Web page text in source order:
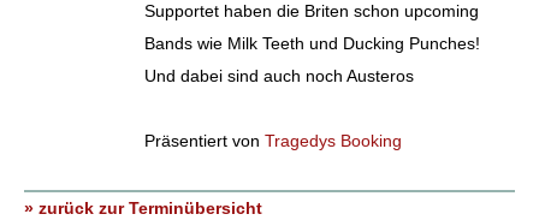
Supportet haben die Briten schon upcoming
Bands wie Milk Teeth und Ducking Punches!
Und dabei sind auch noch Austeros
Präsentiert von Tragedys Booking
» zurück zur Terminübersicht